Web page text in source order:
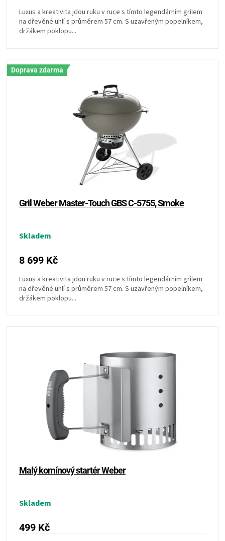
Luxus a kreativita jdou ruku v ruce s tímto legendárním grilem
na dřevěné uhlí s průměrem 57 cm. S uzavřeným popelníkem,
držákem poklopu...
Doprava zdarma
Gril Weber Master-Touch GBS C-5755, Smoke
Skladem
8 699 Kč
Luxus a kreativita jdou ruku v ruce s tímto legendárním grilem
na dřevěné uhlí s průměrem 57 cm. S uzavřeným popelníkem,
držákem poklopu...
Malý komínový startér Weber
Skladem
499 Kč